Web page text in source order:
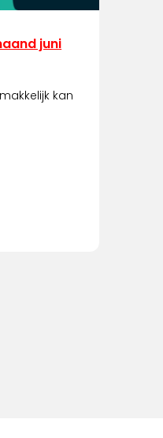
juni
kan